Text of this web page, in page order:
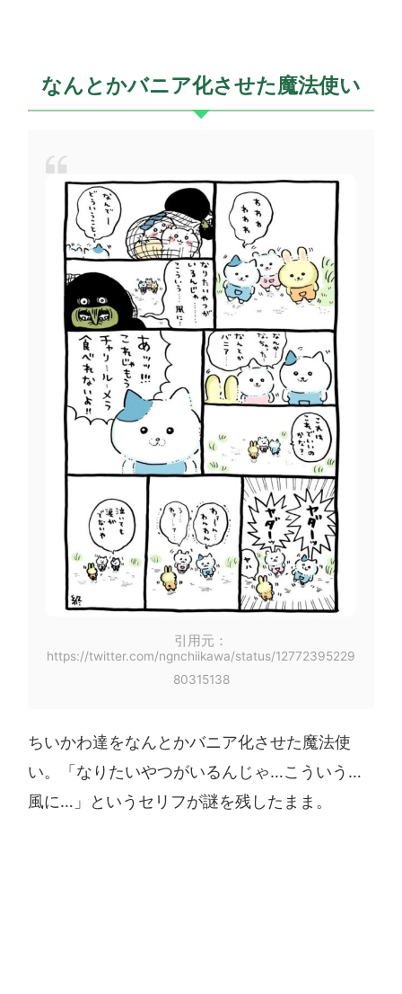
なんとかバニア化させた魔法使い
引用元：
https://twitter.com/ngnchiikawa/status/12772395229
80315138
ちいかわ達をなんとかバニア化させた魔法使
い。「なりたいやつがいるんじゃ…こういう…
風に…」というセリフが謎を残したまま。